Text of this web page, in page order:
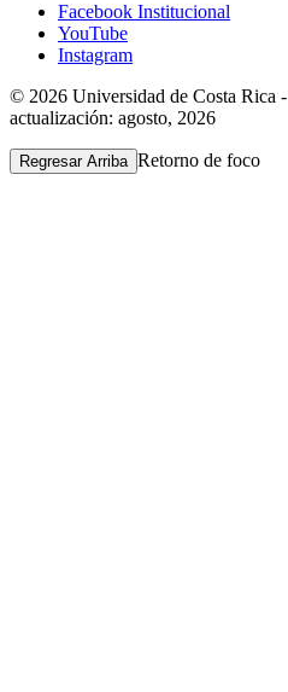
Facebook Institucional
YouTube
Instagram
© 2026 Universidad de Costa Rica -
actualización: agosto, 2026
Regresar Arriba Retorno de foco